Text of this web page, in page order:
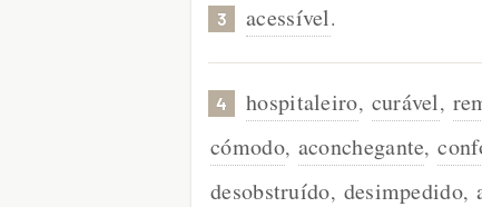
3 acessível.
4 hospitaleiro, curável,
cómodo, aconchegante,
desobstruído, desimpedido,